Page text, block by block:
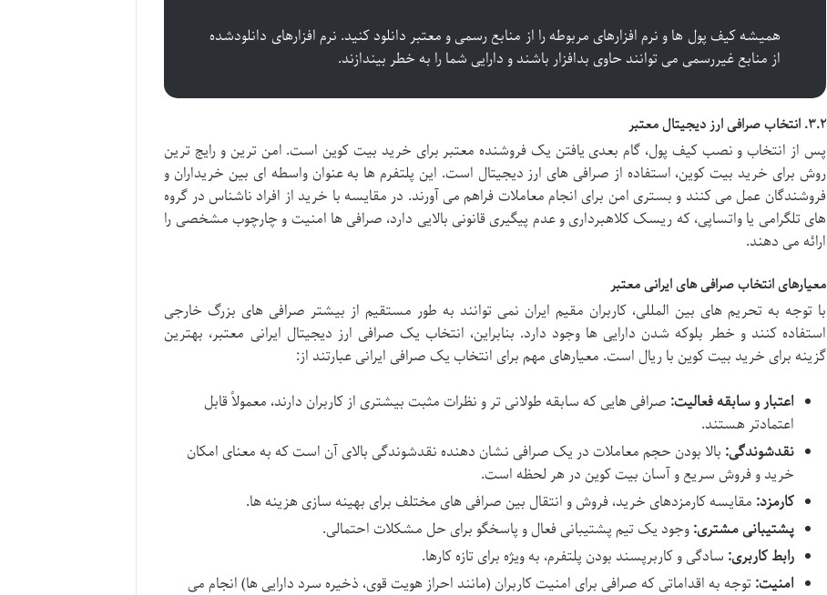
همیشه کیف پول ها و نرم افزارهای مربوطه را از منابع رسمی و معتبر دانلود کنید. نرم افزارهای دانلودشده
از منابع غیررسمی می توانند حاوی بدافزار باشند و دارایی شما را به خطر بیندازند.
۳.۲. انتخاب صرافی ارز دیجیتال معتبر
پس از انتخاب و نصب کیف پول، گام بعدی یافتن یک فروشنده معتبر برای خرید بیت کوین است. امن ترین و رایج ترین
روش برای خرید بیت کوین، استفاده از صرافی های ارز دیجیتال است. این پلتفرم ها به عنوان واسطه ای بین خریداران و
فروشندگان عمل می کنند و بستری امن برای انجام معاملات فراهم می آورند. در مقایسه با خرید از افراد ناشناس در گروه
های تلگرامی یا واتساپی، که ریسک کلاهبرداری و عدم پیگیری قانونی بالایی دارد، صرافی ها امنیت و چارچوب مشخصی را
ارائه می دهند.
معیارهای انتخاب صرافی های ایرانی معتبر
با توجه به تحریم های بین المللی، کاربران مقیم ایران نمی توانند به طور مستقیم از بیشتر صرافی های بزرگ خارجی
استفاده کنند و خطر بلوکه شدن دارایی ها وجود دارد. بنابراین، انتخاب یک صرافی ارز دیجیتال ایرانی معتبر، بهترین
گزینه برای خرید بیت کوین با ریال است. معیارهای مهم برای انتخاب یک صرافی ایرانی عبارتند از:
اعتبار و سابقه فعالیت: صرافی هایی که سابقه طولانی تر و نظرات مثبت بیشتری از کاربران دارند، معمولاً قابل
اعتمادتر هستند.
نقدشوندگی: بالا بودن حجم معاملات در یک صرافی نشان دهنده نقدشوندگی بالای آن است که به معنای امکان
خرید و فروش سریع و آسان بیت کوین در هر لحظه است.
کارمزد: مقایسه کارمزدهای خرید، فروش و انتقال بین صرافی های مختلف برای بهینه سازی هزینه ها.
پشتیبانی مشتری:وجود یک تیم پشتیبانی فعال و پاسخگو برای حل مشکلات احتمالی.
رابط کاربری: سادگی و کاربرپسند بودن پلتفرم، به ویژه برای تازه کارها.
امنیت:توجه به اقداماتی که صرافی برای امنیت کاربران (مانند احراز هویت قوی، ذخیره سرد دارایی ها) انجام می